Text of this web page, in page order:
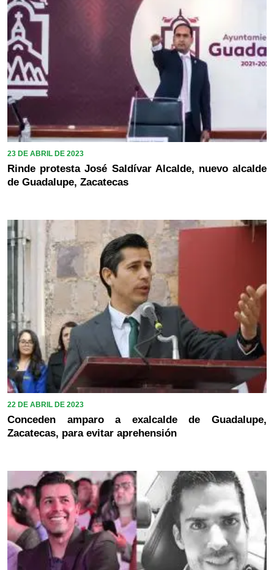
23 DE ABRIL DE 2023
Rinde protesta José Saldívar Alcalde, nuevo alcalde
de Guadalupe, Zacatecas
22 DE ABRIL DE 2023
Conceden amparo a exalcalde de Guadalupe,
Zacatecas, para evitar aprehensión